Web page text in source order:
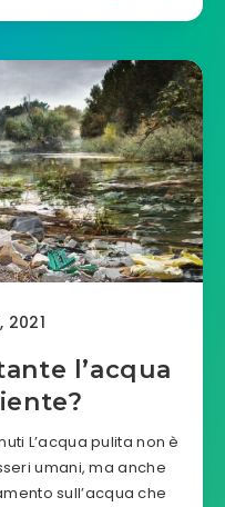
2021
l’acqua
L’acqua pulita non è
umani, ma anche
sull’acqua che